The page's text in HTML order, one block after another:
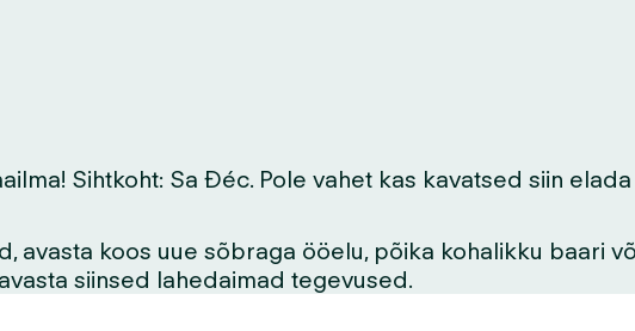
Sihtkoht: Sa Đéc. Pole vahet kas kavatsed siin
avasta koos uue sõbraga ööelu, põika kohalikku baari
siinsed lahedaimad tegevused.